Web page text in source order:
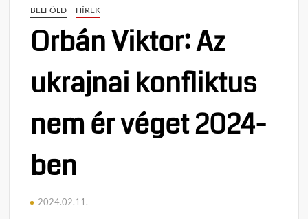
BELFÖLD HÍREK
Orbán Viktor: Az
ukrajnai konfliktus
nem ér véget 2024-
ben
2024.02.11.